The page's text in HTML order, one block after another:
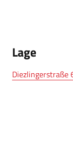
Lage
Diezlingerstraße